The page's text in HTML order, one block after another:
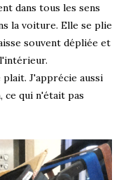
dans tous les sens
la voiture. Elle se plie
souvent dépliée et
J'apprécie aussi
ce qui n'était pas